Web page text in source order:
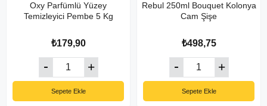
Oxy Parfümlü Yüzey
Temizleyici Pembe 5 Kg
₺179,90
Sepete Ekle
Rebul 250ml Bouquet Kolonya
Cam Şişe
₺498,75
Sepete Ekle